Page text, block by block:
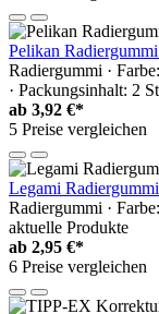
Pelikan
Radiergummi ·
· Packungsinhalt: 2
ab 3,92 €*
5 Preise vergleichen
Legami
Radiergummi ·
aktuelle Produkte
ab 2,95 €*
6 Preise vergleichen